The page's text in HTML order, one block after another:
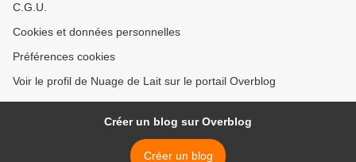
C.G.U.
Cookies et données personnelles
Préférences cookies
Voir le profil de Nuage de Lait sur le portail Overblog
Créer un blog sur Overblog
Créer un blog